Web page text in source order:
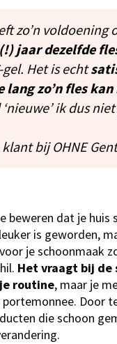
zo’n voldoening
jaar dezelfde
gel. Het is echt
lang zo’n fles
ik dus
klant bij OHNE
beweren dat je huis
is geworden,
je schoonmaak
Het vraagt bij de
routine, maar je
portemonnee. Door
die schoon